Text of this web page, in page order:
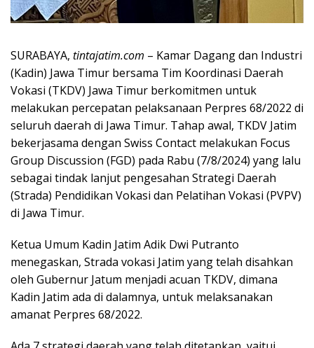
SURABAYA, tintajatim.com – Kamar Dagang dan Industri
(Kadin) Jawa Timur bersama Tim Koordinasi Daerah
Vokasi (TKDV) Jawa Timur berkomitmen untuk
melakukan percepatan pelaksanaan Perpres 68/2022 di
seluruh daerah di Jawa Timur. Tahap awal, TKDV Jatim
bekerjasama dengan Swiss Contact melakukan Focus
Group Discussion (FGD) pada Rabu (7/8/2024) yang lalu
sebagai tindak lanjut pengesahan Strategi Daerah
(Strada) Pendidikan Vokasi dan Pelatihan Vokasi (PVPV)
di Jawa Timur.
Ketua Umum Kadin Jatim Adik Dwi Putranto
menegaskan, Strada vokasi Jatim yang telah disahkan
oleh Gubernur Jatum menjadi acuan TKDV, dimana
Kadin Jatim ada di dalamnya, untuk melaksanakan
amanat Perpres 68/2022.